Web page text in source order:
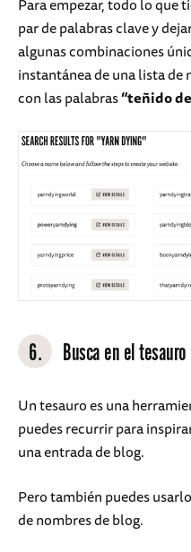
Para empezar, todo lo que
par de palabras clave y
algunas combinaciones
instantánea de una lista
con las palabras“teñido
6. Busca en el tesauro
Un tesauro es una
puedes recurrir para
una entrada de blog.
Pero también puedes
de nombres de blog.